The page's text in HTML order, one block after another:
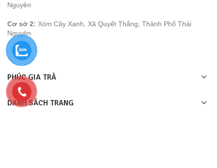
Nguyên
Cơ sở 2: Xóm Cây Xanh, Xã Quyết Thắng, Thành Phố Thái
Nguyên
PHÚC GIA TRÀ
DANH SÁCH TRANG